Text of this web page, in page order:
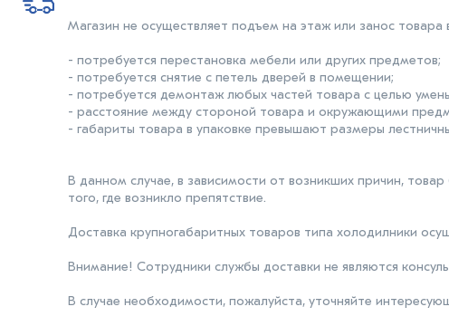
Магазин не осуществляет подъем на этаж или занос товара
- потребуется перестановка мебели или других предметов;
- потребуется снятие с петель дверей в помещении;
- потребуется демонтаж любых частей товара с целью
- расстояние между стороной товара и окружающими
- габариты товара в упаковке превышают размеры
В данном случае, в зависимости от возникших причин,
того, где возникло препятствие.
Доставка крупногабаритных товаров типа холодилники
Внимание! Сотрудники службы доставки не являются
В случае необходимости, пожалуйста, уточняйте